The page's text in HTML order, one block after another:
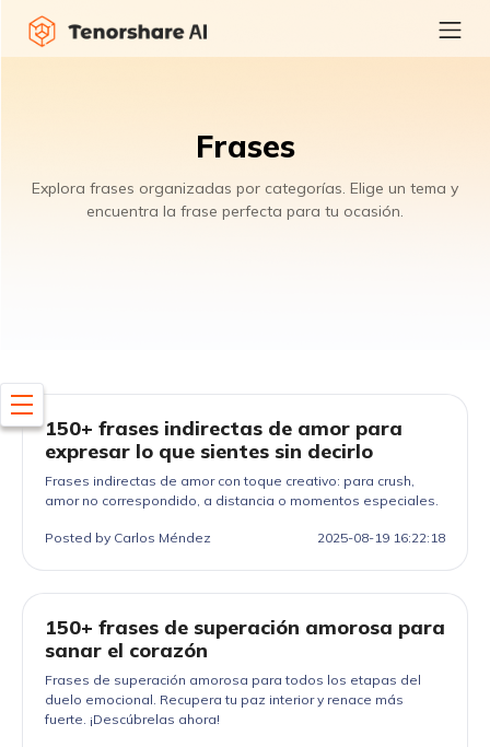
Frases
Explora frases organizadas por categorías. Elige un tema y
encuentra la frase perfecta para tu ocasión.
150+ frases indirectas de amor para
expresar lo que sientes sin decirlo
Frases indirectas de amor con toque creativo: para crush,
amor no correspondido, a distancia o momentos especiales.
Posted by Carlos Méndez 2025-08-19 16:22:18
150+ frases de superación amorosa para
sanar el corazón
Frases de superación amorosa para todos los etapas del
duelo emocional. Recupera tu paz interior y renace más
fuerte. ¡Descúbrelas ahora!